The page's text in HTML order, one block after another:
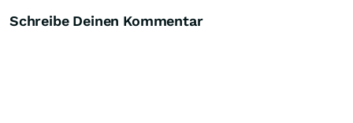
Schreibe Deinen Kommentar